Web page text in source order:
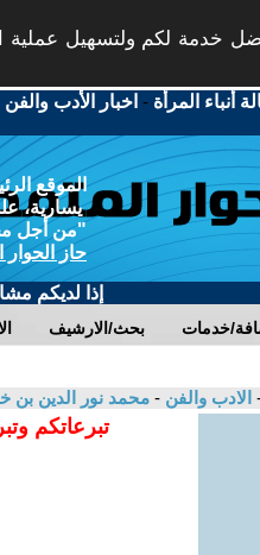
خدمة لكم ولتسهيل عملية
أنباء المرأة - اخبار الأدب والفن
الموقع
يسارية،
"من أجل
حاز
إذا لديكم
بحث/الارشيف خدمات
الادب والفن - محمد نور الدين بن
تبرعاتكم